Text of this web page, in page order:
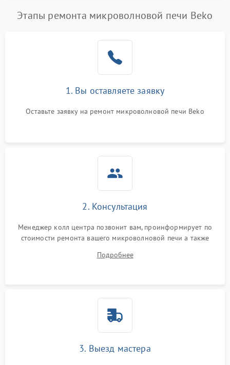
Этапы ремонта микроволновой печи Beko
1. Вы оставляете заявку
Оставьте заявку на ремонт микроволновой печи Beko
2. Консультация
Менеджер колл центра позвонит вам, проинформирует по
стоимости ремонта вашего микроволновой печи а также
Подробнее
3. Выезд мастера